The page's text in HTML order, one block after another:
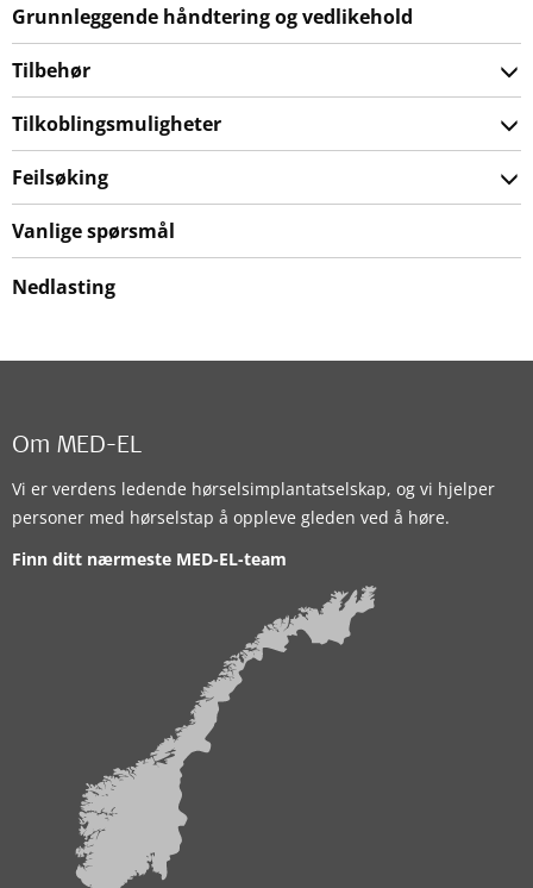
Grunnleggende håndtering og vedlikehold
Tilbehør
Tilkoblingsmuligheter
Feilsøking
Vanlige spørsmål
Nedlasting
Om MED-EL
Vi er verdens ledende hørselsimplantatselskap, og vi hjelper
personer med hørselstap å oppleve gleden ved å høre.
Finn ditt nærmeste MED-EL-team